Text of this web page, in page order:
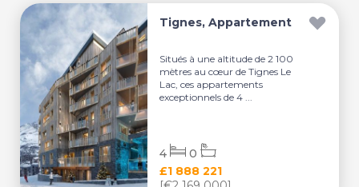
Tignes, Appartement
Situés à une altitude de 2 100
mètres au cœur de Tignes Le
Lac, ces appartements
exceptionnels de 4 ...
£1 888 221
4 0